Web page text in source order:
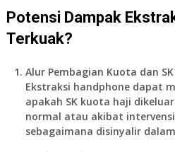
Potensi Dampak
Terkuak?
Alur Pembagian Kuota dan SK
Ekstraksi handphone dapat
apakah SK kuota haji
normal atau akibat
sebagaimana disinyalir